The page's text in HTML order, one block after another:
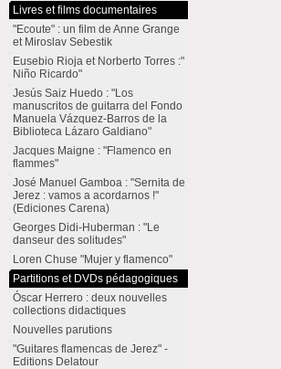
Livres et films documentaires
"Ecoute" : un film de Anne Grange
et Miroslav Sebestik
Eusebio Rioja et Norberto Torres :"
Niño Ricardo"
Jesús Saiz Huedo : "Los
manuscritos de guitarra del Fondo
Manuela Vázquez-Barros de la
Biblioteca Lázaro Galdiano"
Jacques Maigne : "Flamenco en
flammes"
José Manuel Gamboa : "Sernita de
Jerez : vamos a acordarnos !"
(Ediciones Carena)
Georges Didi-Huberman : "Le
danseur des solitudes"
Loren Chuse "Mujer y flamenco"
Partitions et DVDs pédagogiques
Óscar Herrero : deux nouvelles
collections didactiques
Nouvelles parutions
"Guitares flamencas de Jerez" -
Editions Delatour